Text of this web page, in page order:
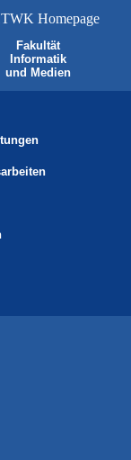
Fakultät
Informatik
und Medien